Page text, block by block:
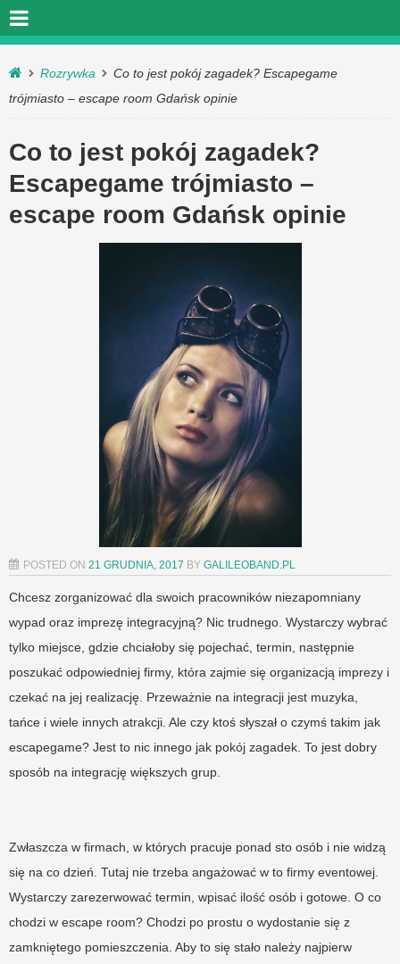
Rozrywka
Co to jest pokój zagadek? Escapegame
trójmiasto – escape room Gdańsk opinie
Co to jest pokój zagadek?
Escapegame trójmiasto –
escape room Gdańsk opinie
POSTED ON 21 GRUDNIA, 2017 BY GALILEOBAND.PL
Chcesz zorganizować dla swoich pracowników niezapomniany
wypad oraz imprezę integracyjną? Nic trudnego. Wystarczy wybrać
tylko miejsce, gdzie chciałoby się pojechać, termin, następnie
poszukać odpowiedniej firmy, która zajmie się organizacją imprezy i
czekać na jej realizację. Przeważnie na integracji jest muzyka,
tańce i wiele innych atrakcji. Ale czy ktoś słyszał o czymś takim jak
escapegame? Jest to nic innego jak pokój zagadek. To jest dobry
sposób na integrację większych grup.
Zwłaszcza w firmach, w których pracuje ponad sto osób i nie widzą
się na co dzień. Tutaj nie trzeba angażować w to firmy eventowej.
Wystarczy zarezerwować termin, wpisać ilość osób i gotowe. O co
chodzi w escape room? Chodzi po prostu o wydostanie się z
zamkniętego pomieszczenia. Aby to się stało należy najpierw